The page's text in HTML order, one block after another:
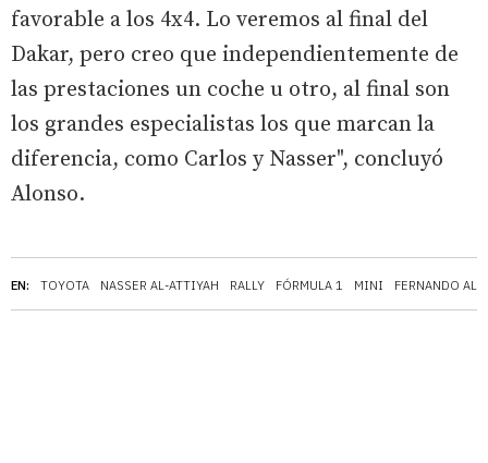
EN: TOYOTA NASSER AL-ATTIYAH RALLY FÓRMULA 1 MINI FERNANDO
favorable a los 4x4. Lo veremos al final del
Dakar, pero creo que independientemente de
las prestaciones un coche u otro, al final son
los grandes especialistas los que marcan la
diferencia, como Carlos y Nasser", concluyó
Alonso.